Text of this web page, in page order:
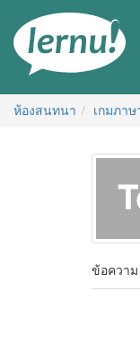
สารบัญ
ห้องสนทนา เกมภาษ
ข้อความ